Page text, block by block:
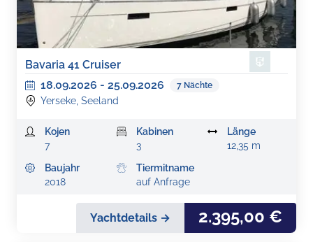
Bavaria 41 Cruiser
18.09.2026 - 25.09.2026 7 Nächte
Yerseke, Seeland
Kojen
7
Kabinen
3
Länge
12,35 m
Baujahr
2018
Tiermitname
auf Anfrage
Yachtdetails → 2.395,00 €